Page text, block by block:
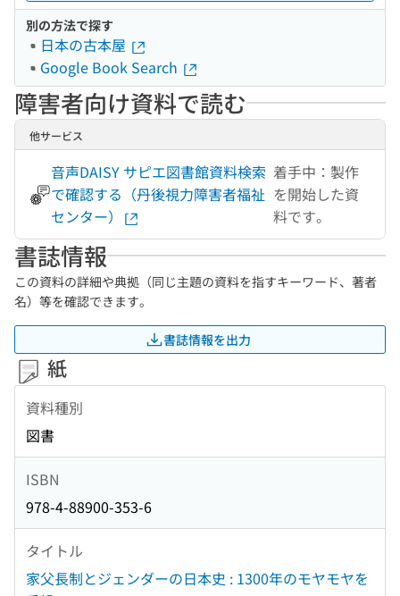
別の方法で探す
日本の古本屋
Google Book Search
障害者向け資料で読む
他サービス
音声DAISY サピエ図書館資料検索
で確認する（丹後視力障害者福祉
センター）
着手中：製作
を開始した資
料です。
書誌情報
この資料の詳細や典拠（同じ主題の資料を指すキーワード、著者
名）等を確認できます。
書誌情報を出力
紙
資料種別
図書
ISBN
978-4-88900-353-6
タイトル
家父長制とジェンダーの日本史 : 1300年のモヤモヤを